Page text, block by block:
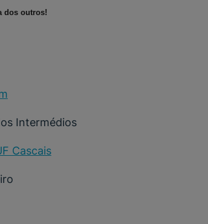
dos outros!
Intermédios
Cascais